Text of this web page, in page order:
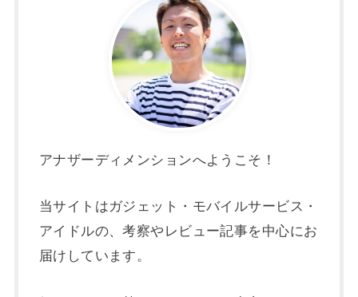
アナザーディメンションへようこそ！
当サイトはガジェット・モバイルサービス・
アイドルの、考察やレビュー記事を中心にお
届けしています。